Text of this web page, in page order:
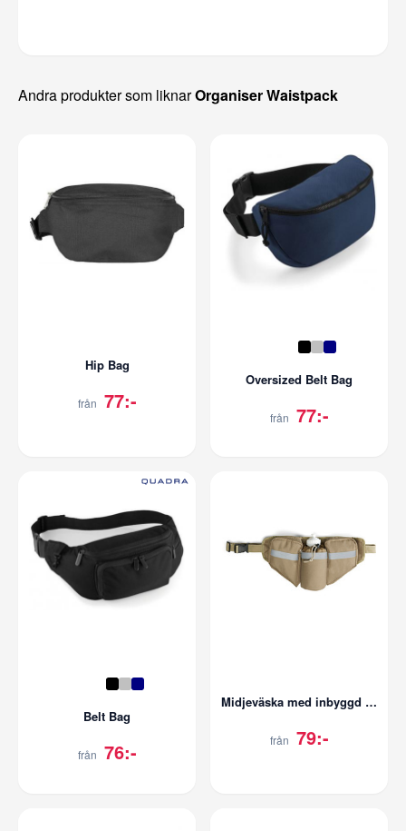
Andra produkter som liknarOrganiser Waistpack
Hip Bag
från 77:-
Oversized Belt Bag
från 77:-
Belt Bag
från 76:-
Midjeväska med inbyggd vattenflaska
från 79:-